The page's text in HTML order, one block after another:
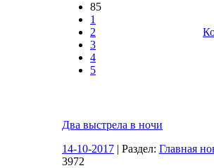
85
1
2
3
4
5
Два выстрела в ночи
14-10-2017 | Раздел: Главная
3972